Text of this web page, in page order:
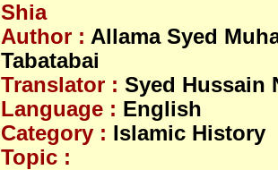
Shia
Author : Allama Syed
Tabatabai
Translator : Syed Hussain
Language : English
Category : Islamic History
Topic :